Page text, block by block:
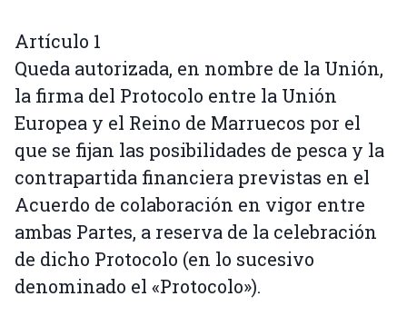
Artículo 1
Queda autorizada, en nombre de la Unión,
la firma del Protocolo entre la Unión
Europea y el Reino de Marruecos por el
que se fijan las posibilidades de pesca y la
contrapartida financiera previstas en el
Acuerdo de colaboración en vigor entre
ambas Partes, a reserva de la celebración
de dicho Protocolo (en lo sucesivo
denominado el «Protocolo»).